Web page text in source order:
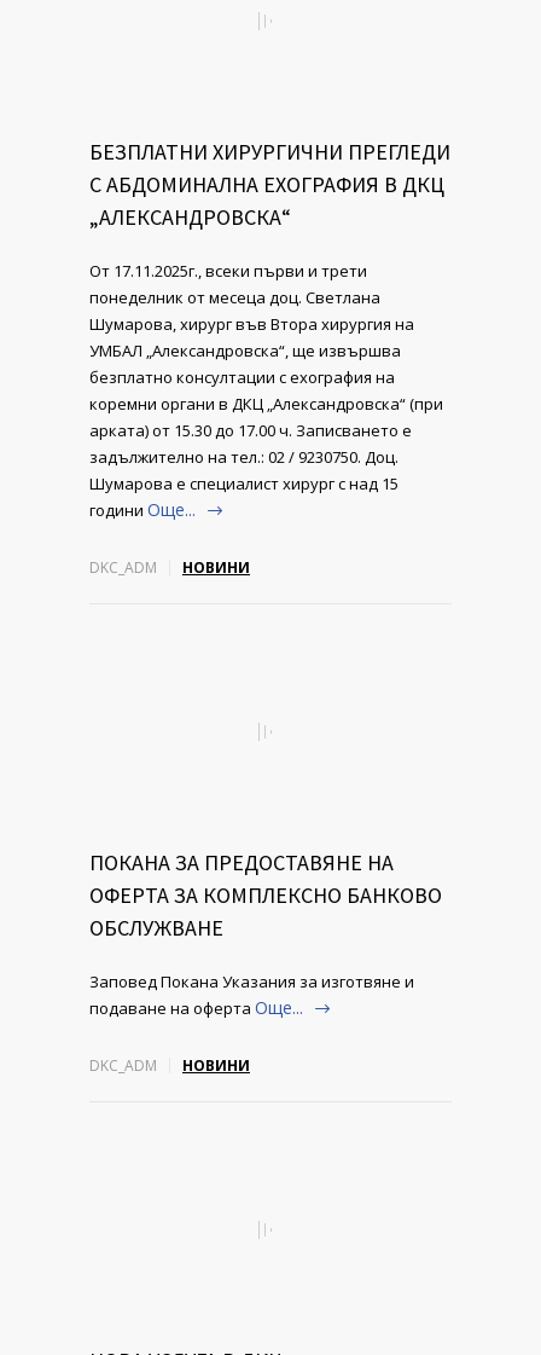
БЕЗПЛАТНИ ХИРУРГИЧНИ ПРЕГЛЕДИ
С АБДОМИНАЛНА ЕХОГРАФИЯ В ДКЦ
„АЛЕКСАНДРОВСКА“
От 17.11.2025г., всеки първи и трети
понеделник от месеца доц. Светлана
Шумарова, хирург във Втора хирургия на
УМБАЛ „Александровска“, ще извършва
безплатно консултации с ехография на
коремни органи в ДКЦ „Александровска“ (при
арката) от 15.30 до 17.00 ч. Записването е
задължително на тел.: 02 / 9230750. Доц.
Шумарова е специалист хирург с над 15
години Още...
DKC_ADM НОВИНИ
ПОКАНА ЗА ПРЕДОСТАВЯНЕ НА
ОФЕРТА ЗА КОМПЛЕКСНО БАНКОВО
ОБСЛУЖВАНЕ
Заповед Покана Указания за изготвяне и
подаване на оферта Още...
DKC_ADM НОВИНИ